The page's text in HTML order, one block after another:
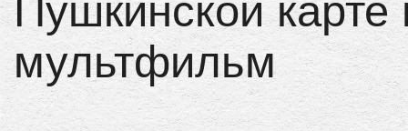
Пушкинской
мультфильм